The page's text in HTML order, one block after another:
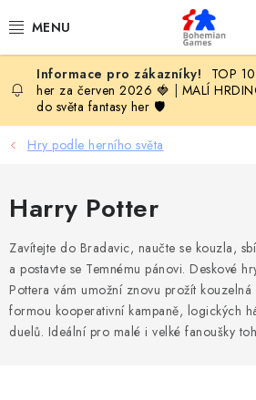
na
KOMPLETNÍ NABÍDKA HER
PODLE VĚKU
BLOG
VYDAVATELSTVÍ DESKOVÝCH HER
OLOHRANÍ
TOP
her za červen 2026 🍓
MALÍ
do světa fantasy her 🛡️
Hry podle herního světa
Harry Potter
Zavítejte do Bradavic, naučte se kouzla,
a postavte se Temnému pánovi. Deskové
Pottera vám umožní znovu prožít
formou kooperativní kampaně, logických
duelů. Ideální pro malé i velké fanoušky